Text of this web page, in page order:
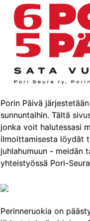
Porin Päivä
sunnuntaihin. Tältä
jonka voit halutessasi
ilmoittamisesta löydät
juhlahumuun - meidän
yhteistyössä Pori-
Perinneruokia on